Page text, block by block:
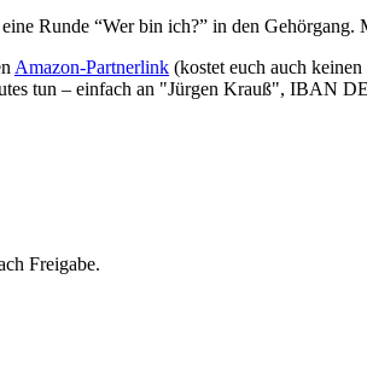
Runde “Wer bin ich?” in den Gehörgang.
Amazon-Partnerlink (kostet euch auch
tun – einfach an "Jürgen Krauß", IBAN
Freigabe.